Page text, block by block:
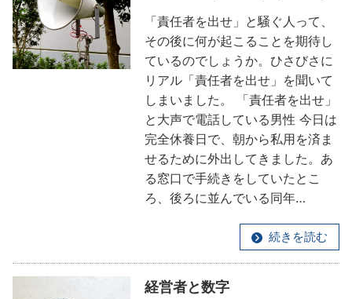
「責任者を出せ」と騒ぐ人って、
その後に何が起こることを期待し
ているのでしょうか。ひさびさに
リアル「責任者を出せ」を聞いて
しまいました。 「責任者を出せ」
と大声で電話している男性 今日は
完全休養日で、朝から私用を済ま
せるために外出してきました。あ
る窓口で手続きをしていたとこ
ろ、後ろに並んでいる同年…
続きを読む
経営者と数字